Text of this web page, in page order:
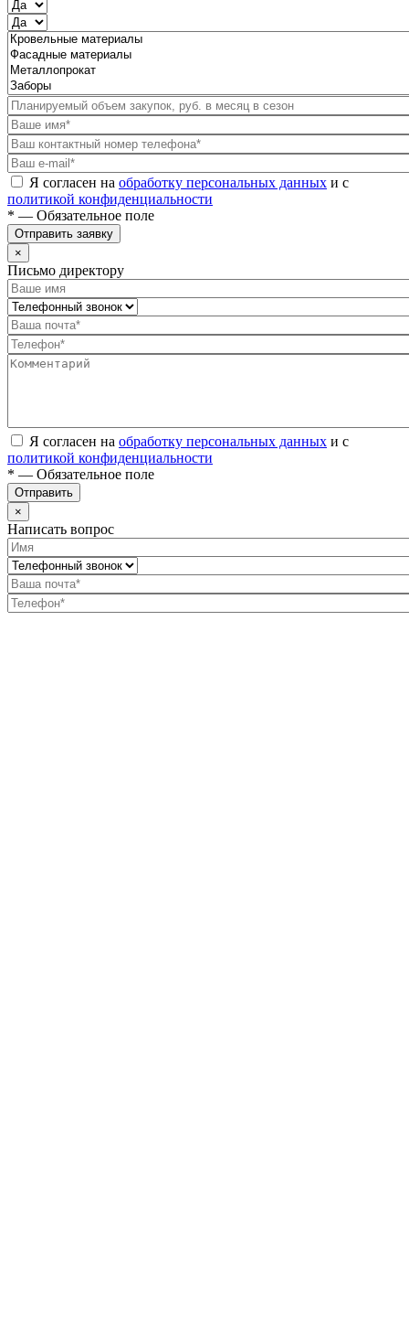
Я согласен на обработку персональных данных и с
политикой конфиденциальности
* — Обязательное поле
Отправить заявку
×
Письмо директору
Я согласен на обработку персональных данных и с
политикой конфиденциальности
* — Обязательное поле
Отправить
×
Написать вопрос